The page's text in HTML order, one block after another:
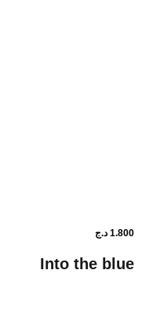
Into